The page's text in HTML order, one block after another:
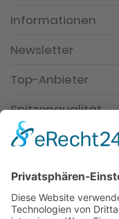
Informationen
Newsletter
Top-Anbieter
Spitzenqualität
Kompetente
Partner